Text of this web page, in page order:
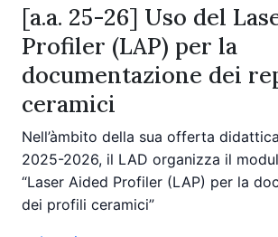
[a.a. 25-26] Uso del
Profiler (LAP) per la
documentazione dei
ceramici
Nell’àmbito della sua offerta
2025-2026, il LAD organizza il
“Laser Aided Profiler (LAP) per la
dei profili ceramici”